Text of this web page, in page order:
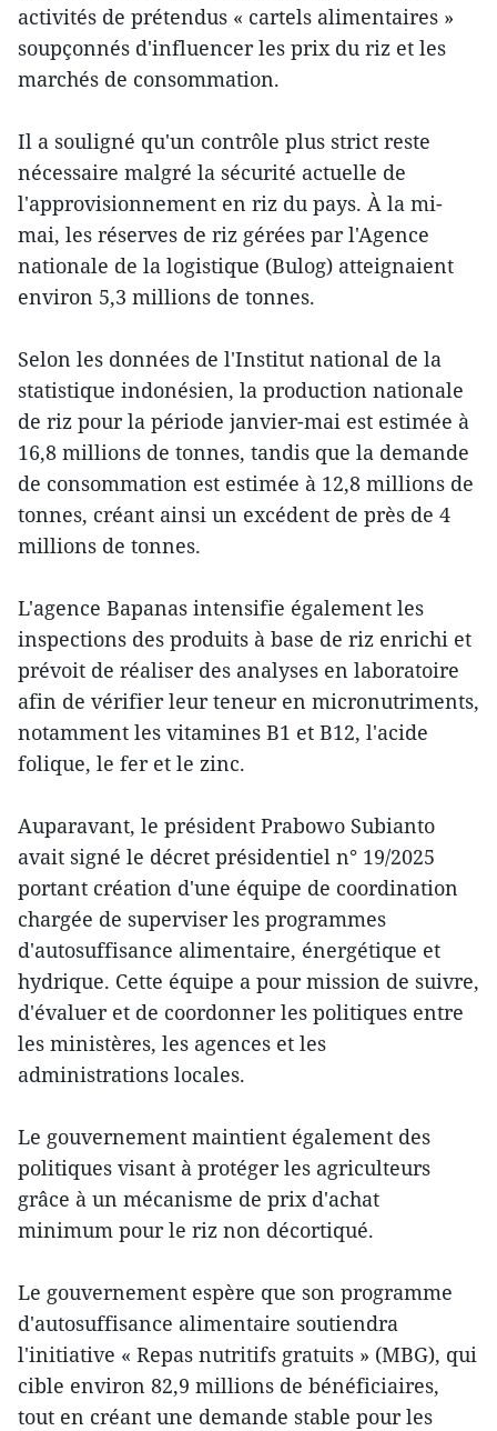
activités de prétendus « cartels alimentaires »
soupçonnés d'influencer les prix du riz et les
marchés de consommation.
Il a souligné qu'un contrôle plus strict reste
nécessaire malgré la sécurité actuelle de
l'approvisionnement en riz du pays. À la mi-
mai, les réserves de riz gérées par l'Agence
nationale de la logistique (Bulog) atteignaient
environ 5,3 millions de tonnes.
Selon les données de l'Institut national de la
statistique indonésien, la production nationale
de riz pour la période janvier-mai est estimée à
16,8 millions de tonnes, tandis que la demande
de consommation est estimée à 12,8 millions de
tonnes, créant ainsi un excédent de près de 4
millions de tonnes.
L'agence Bapanas intensifie également les
inspections des produits à base de riz enrichi et
prévoit de réaliser des analyses en laboratoire
afin de vérifier leur teneur en micronutriments,
notamment les vitamines B1 et B12, l'acide
folique, le fer et le zinc.
Auparavant, le président Prabowo Subianto
avait signé le décret présidentiel n° 19/2025
portant création d'une équipe de coordination
chargée de superviser les programmes
d'autosuffisance alimentaire, énergétique et
hydrique. Cette équipe a pour mission de suivre,
d'évaluer et de coordonner les politiques entre
les ministères, les agences et les
administrations locales.
Le gouvernement maintient également des
politiques visant à protéger les agriculteurs
grâce à un mécanisme de prix d'achat
minimum pour le riz non décortiqué.
Le gouvernement espère que son programme
d'autosuffisance alimentaire soutiendra
l'initiative « Repas nutritifs gratuits » (MBG), qui
cible environ 82,9 millions de bénéficiaires,
tout en créant une demande stable pour les